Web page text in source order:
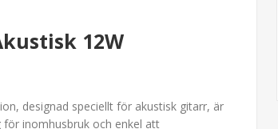
12W
designad speciellt för akustisk gitarr, är
inomhusbruk och enkel att